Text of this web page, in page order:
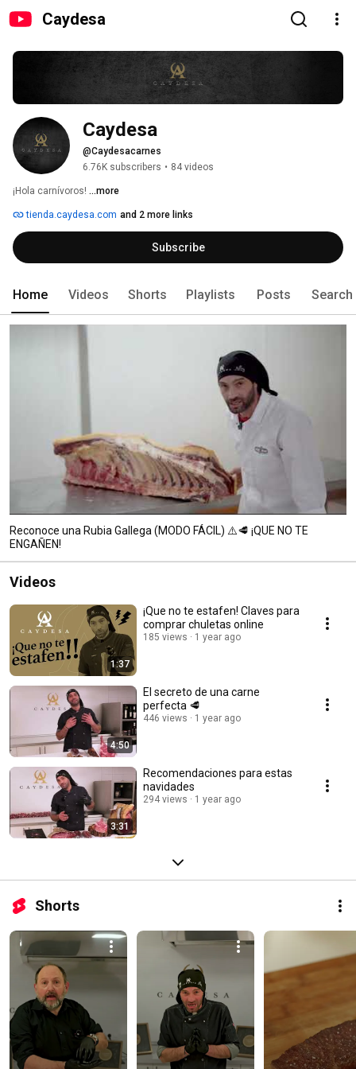
Caydesa
@Caydesacarnes
6.76K subscribers • 84 videos
¡Hola carnívoros! ...more
tienda.caydesa.com and 2 more links
Subscribe
Home Videos Shorts Playlists Posts Search
Reconoce una Rubia Gallega (MODO FÁCIL) ⚠️🥩 ¡QUE NO TE
ENGAÑEN!
Videos
1:37
¡Que no te estafen! Claves para
comprar chuletas online
185 views 1 year ago
4:50
El secreto de una carne
perfecta 🥩
446 views 1 year ago
3:31
Recomendaciones para estas
navidades
294 views 1 year ago
Shorts